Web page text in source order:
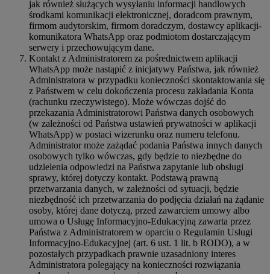
jak również służących wysyłaniu informacji handlowych
środkami komunikacji elektronicznej, doradcom prawnym,
firmom audytorskim, firmom doradczym, dostawcy aplikacji-
komunikatora WhatsApp oraz podmiotom dostarczającym
serwery i przechowującym dane.
Kontakt z Administratorem za pośrednictwem aplikacji
WhatsApp może nastąpić z inicjatywy Państwa, jak również
Administratora w przypadku konieczności skontaktowania się
z Państwem w celu dokończenia procesu zakładania Konta
(rachunku rzeczywistego). Może wówczas dojść do
przekazania Administratorowi Państwa danych osobowych
(w zależności od Państwa ustawień prywatności w aplikacji
WhatsApp) w postaci wizerunku oraz numeru telefonu.
Administrator może zażądać podania Państwa innych danych
osobowych tylko wówczas, gdy będzie to niezbędne do
udzielenia odpowiedzi na Państwa zapytanie lub obsługi
sprawy, której dotyczy kontakt. Podstawą prawną
przetwarzania danych, w zależności od sytuacji, będzie
niezbędność ich przetwarzania do podjęcia działań na żądanie
osoby, której dane dotyczą, przed zawarciem umowy albo
umowa o Usługę Informacyjno-Edukacyjną zawarta przez
Państwa z Administratorem w oparciu o Regulamin Usługi
Informacyjno-Edukacyjnej (art. 6 ust. 1 lit. b RODO), a w
pozostałych przypadkach prawnie uzasadniony interes
Administratora polegający na konieczności rozwiązania